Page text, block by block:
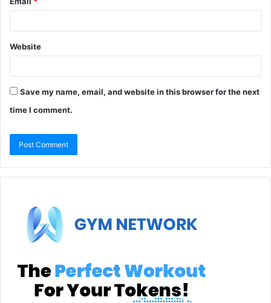
Website
Save my name, email, and website in this browser for the next
time I comment.